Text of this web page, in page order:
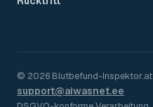
© 2026 Blutbefund-Inspektor.at
support@aiwasnet.ee